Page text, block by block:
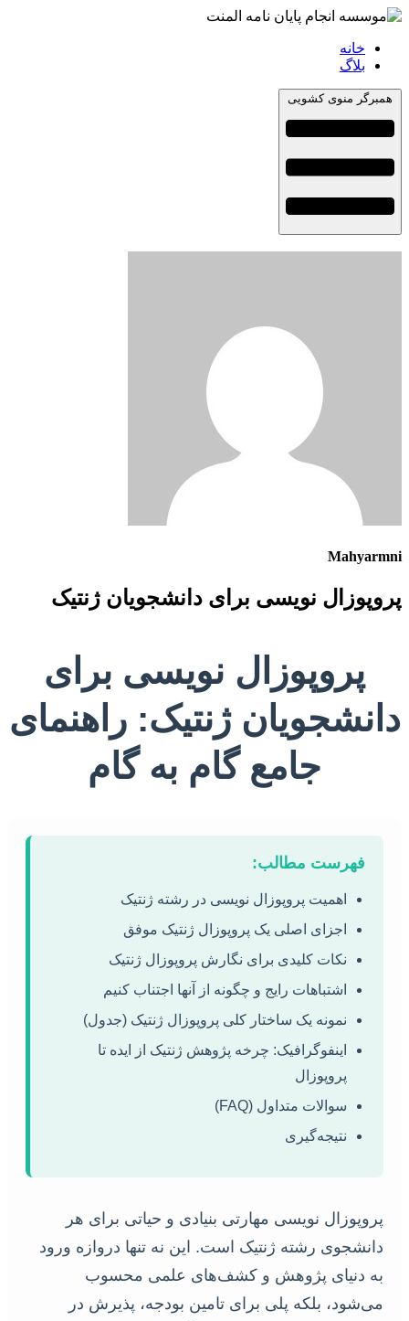
خانه
بلاگ
همبرگر منوی کشویی
Mahyarmni
پروپوزال نویسی برای دانشجویان ژنتیک
پروپوزال نویسی برای
دانشجویان ژنتیک: راهنمای
جامع گام به گام
فهرست مطالب:
اهمیت پروپوزال نویسی در رشته ژنتیک
اجزای اصلی یک پروپوزال ژنتیک موفق
نکات کلیدی برای نگارش پروپوزال ژنتیک
اشتباهات رایج و چگونه از آنها اجتناب کنیم
نمونه یک ساختار کلی پروپوزال ژنتیک (جدول)
اینفوگرافیک: چرخه پژوهش ژنتیک از ایده تا
پروپوزال
سوالات متداول (FAQ)
نتیجه‌گیری
پروپوزال نویسی مهارتی بنیادی و حیاتی برای هر
دانشجوی رشته ژنتیک است. این نه تنها دروازه ورود
به دنیای پژوهش و کشف‌های علمی محسوب
می‌شود، بلکه پلی برای تامین بودجه، پذیرش در